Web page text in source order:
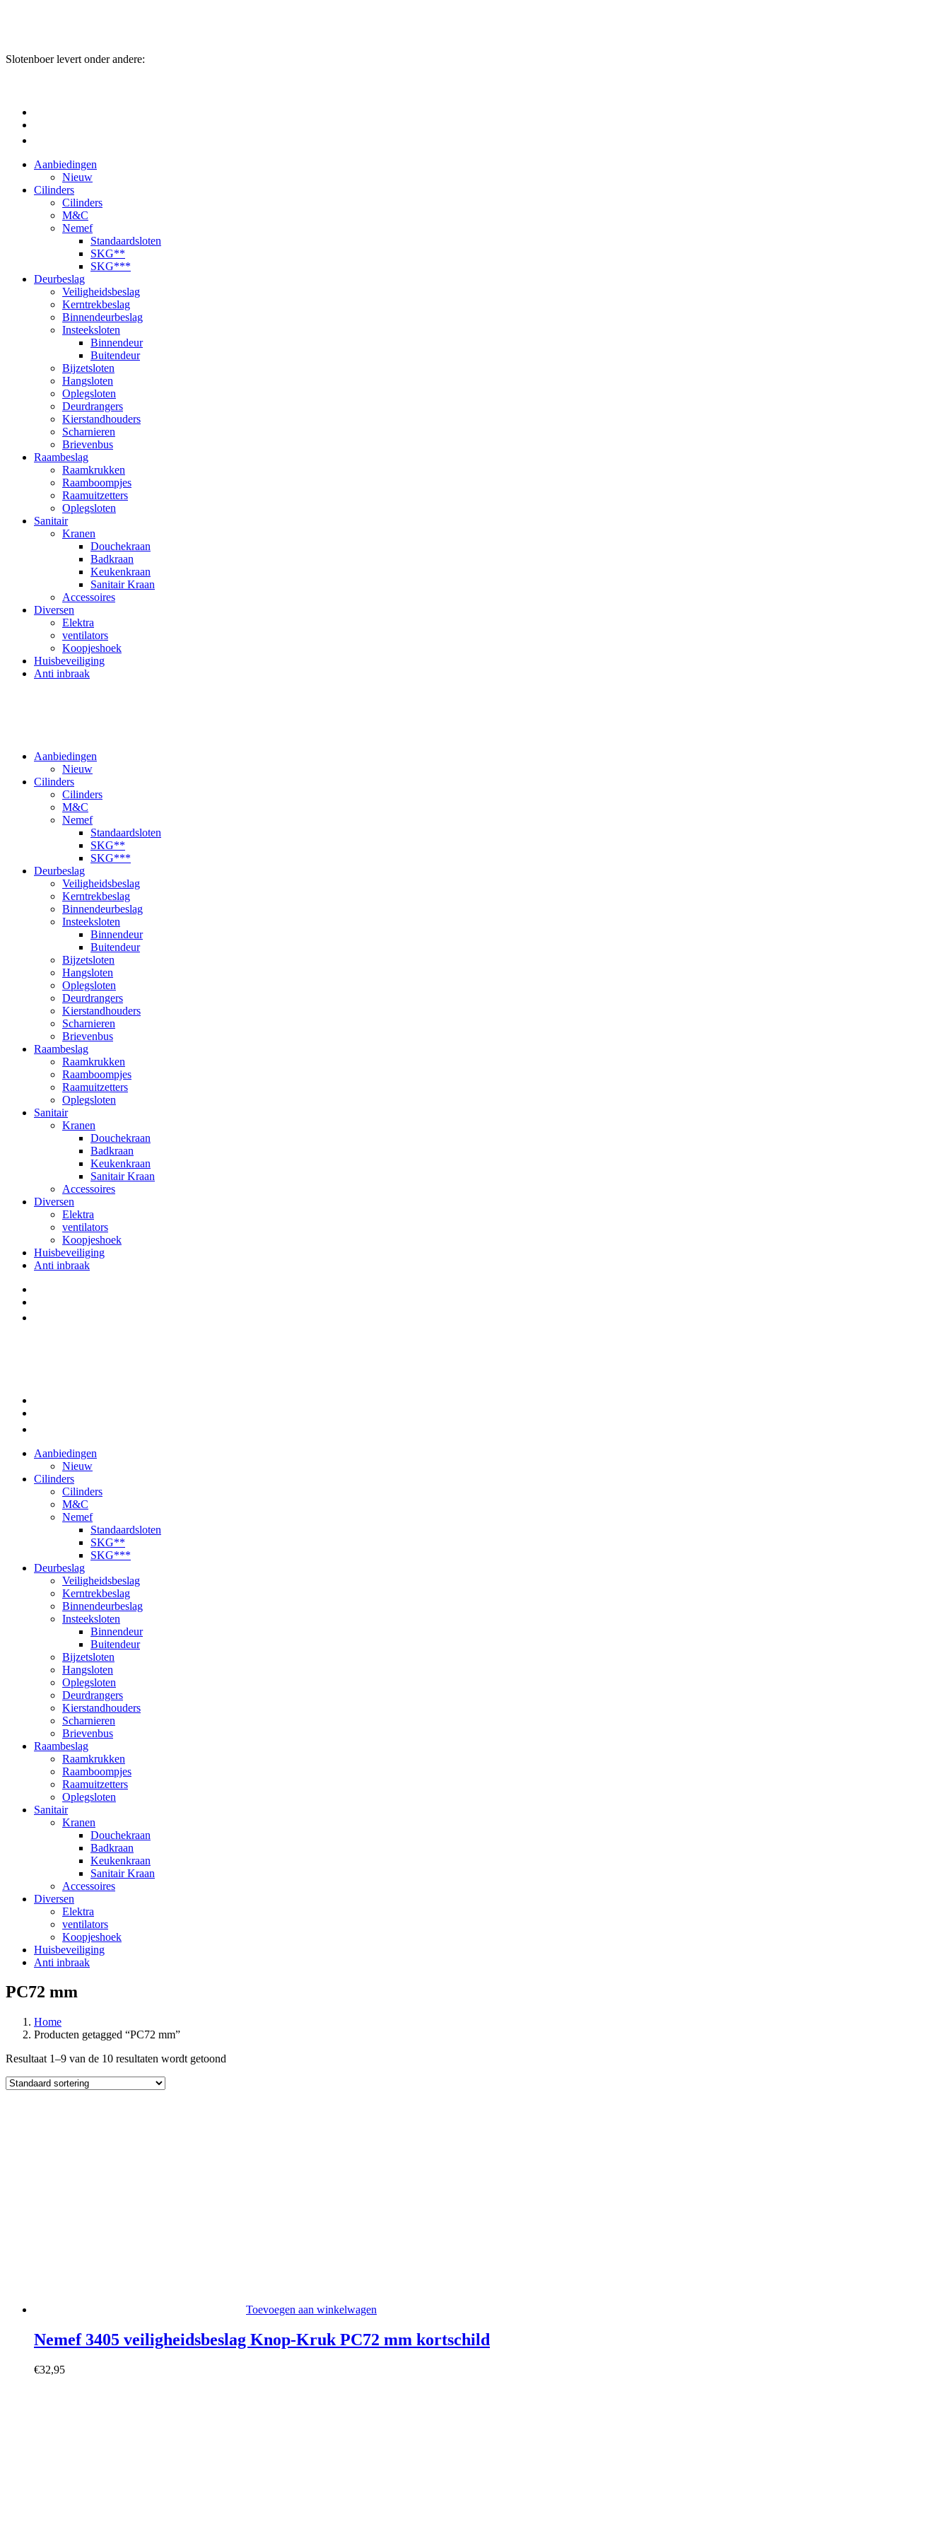
Slotenboer levert onder andere:
Aanbiedingen
Nieuw
Cilinders
Cilinders
M&C
Nemef
Standaardsloten
SKG**
SKG***
Deurbeslag
Veiligheidsbeslag
Kerntrekbeslag
Binnendeurbeslag
Insteeksloten
Binnendeur
Buitendeur
Bijzetsloten
Hangsloten
Oplegsloten
Deurdrangers
Kierstandhouders
Scharnieren
Brievenbus
Raambeslag
Raamkrukken
Raamboompjes
Raamuitzetters
Oplegsloten
Sanitair
Kranen
Douchekraan
Badkraan
Keukenkraan
Sanitair Kraan
Accessoires
Diversen
Elektra
ventilators
Koopjeshoek
Huisbeveiliging
Anti inbraak
Aanbiedingen
Nieuw
Cilinders
Cilinders
M&C
Nemef
Standaardsloten
SKG**
SKG***
Deurbeslag
Veiligheidsbeslag
Kerntrekbeslag
Binnendeurbeslag
Insteeksloten
Binnendeur
Buitendeur
Bijzetsloten
Hangsloten
Oplegsloten
Deurdrangers
Kierstandhouders
Scharnieren
Brievenbus
Raambeslag
Raamkrukken
Raamboompjes
Raamuitzetters
Oplegsloten
Sanitair
Kranen
Douchekraan
Badkraan
Keukenkraan
Sanitair Kraan
Accessoires
Diversen
Elektra
ventilators
Koopjeshoek
Huisbeveiliging
Anti inbraak
Aanbiedingen
Nieuw
Cilinders
Cilinders
M&C
Nemef
Standaardsloten
SKG**
SKG***
Deurbeslag
Veiligheidsbeslag
Kerntrekbeslag
Binnendeurbeslag
Insteeksloten
Binnendeur
Buitendeur
Bijzetsloten
Hangsloten
Oplegsloten
Deurdrangers
Kierstandhouders
Scharnieren
Brievenbus
Raambeslag
Raamkrukken
Raamboompjes
Raamuitzetters
Oplegsloten
Sanitair
Kranen
Douchekraan
Badkraan
Keukenkraan
Sanitair Kraan
Accessoires
Diversen
Elektra
ventilators
Koopjeshoek
Huisbeveiliging
Anti inbraak
PC72 mm
Home
Producten getagged “PC72 mm”
Resultaat 1–9 van de 10 resultaten wordt getoond
Toevoegen aan winkelwagen
Nemef 3405 veiligheidsbeslag Knop-Kruk PC72 mm kortschild
€32,95